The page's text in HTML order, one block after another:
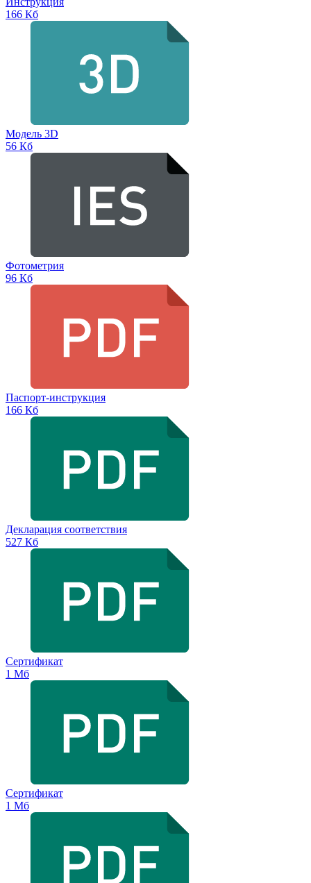
166 Кб
Модель 3D
56 Кб
Фотометрия
96 Кб
Паспорт-инструкция
166 Кб
Декларация соответствия
527 Кб
Сертификат
1 Мб
Сертификат
1 Мб